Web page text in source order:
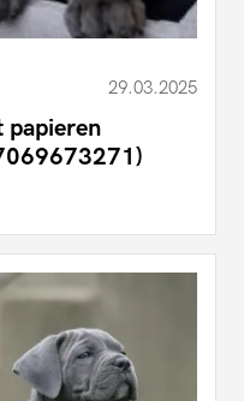
29.03.2025
papieren